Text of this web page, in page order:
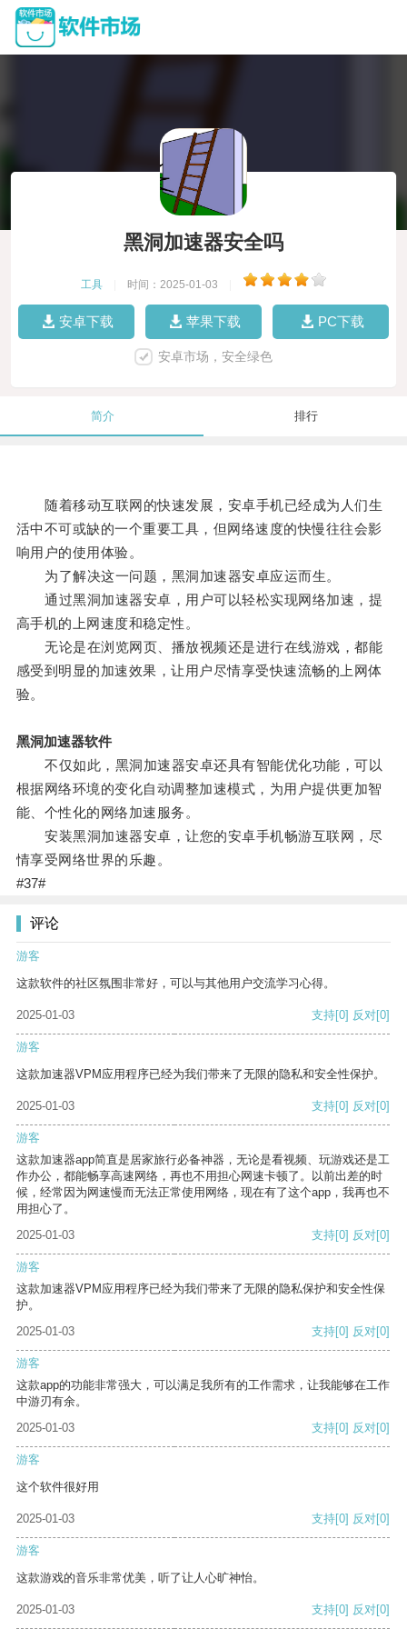
黑洞加速器安全吗
工具 时间：2025-01-03
安卓下载 苹果下载 PC下载
安卓市场，安全绿色
简介 排行
随着移动互联网的快速发展，安卓手机已经成为人们生
活中不可或缺的一个重要工具，但网络速度的快慢往往会影
响用户的使用体验。
为了解决这一问题，黑洞加速器安卓应运而生。
通过黑洞加速器安卓，用户可以轻松实现网络加速，提
高手机的上网速度和稳定性。
无论是在浏览网页、播放视频还是进行在线游戏，都能
感受到明显的加速效果，让用户尽情享受快速流畅的上网体
验。
黑洞加速器软件
不仅如此，黑洞加速器安卓还具有智能优化功能，可以
根据网络环境的变化自动调整加速模式，为用户提供更加智
能、个性化的网络加速服务。
安装黑洞加速器安卓，让您的安卓手机畅游互联网，尽
情享受网络世界的乐趣。
#37#
评论
游客
这款软件的社区氛围非常好，可以与其他用户交流学习心得。
2025-01-03 支持[0] 反对[0]
游客
这款加速器VPM应用程序已经为我们带来了无限的隐私和安全性保护。
2025-01-03 支持[0] 反对[0]
游客
这款加速器app简直是居家旅行必备神器，无论是看视频、玩游戏还是工
作办公，都能畅享高速网络，再也不用担心网速卡顿了。以前出差的时
候，经常因为网速慢而无法正常使用网络，现在有了这个app，我再也不
用担心了。
2025-01-03
支持[0] 反对[0]
游客
这款加速器VPM应用程序已经为我们带来了无限的隐私保护和安全性保
护。
2025-01-03
支持[0] 反对[0]
游客
这款app的功能非常强大，可以满足我所有的工作需求，让我能够在工作
中游刃有余。
2025-01-03
支持[0] 反对[0]
游客
这个软件很好用
2025-01-03 支持[0] 反对[0]
游客
这款游戏的音乐非常优美，听了让人心旷神怡。
2025-01-03 支持[0] 反对[0]